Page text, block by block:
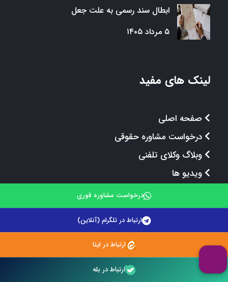
ابطال سند رسمی به علت جعل
۵ مرداد ۱۴۰۵
لینک های مفید
صفحه اصلی
درخواست مشاوره حقوقی
وبلاگ وکلای تلفنی
ویدیو ها
فروشگاه کتاب حقوقی
استخدام وکیل | کارشناس
معرفی تیم حقوقی
قوانین و مقررات
درخواست مشاوره فوری
ارتباط در تلگرام (آنلاین)
ارتباط در ایتا
ارتباط در بله